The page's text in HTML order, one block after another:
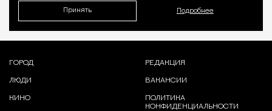
Принять Подробнее
ГОРОД
ЛЮДИ
КИНО
РЕДАКЦИЯ
ВАКАНСИИ
ПОЛИТИКА
КОНФИДЕНЦИАЛЬНОСТИ